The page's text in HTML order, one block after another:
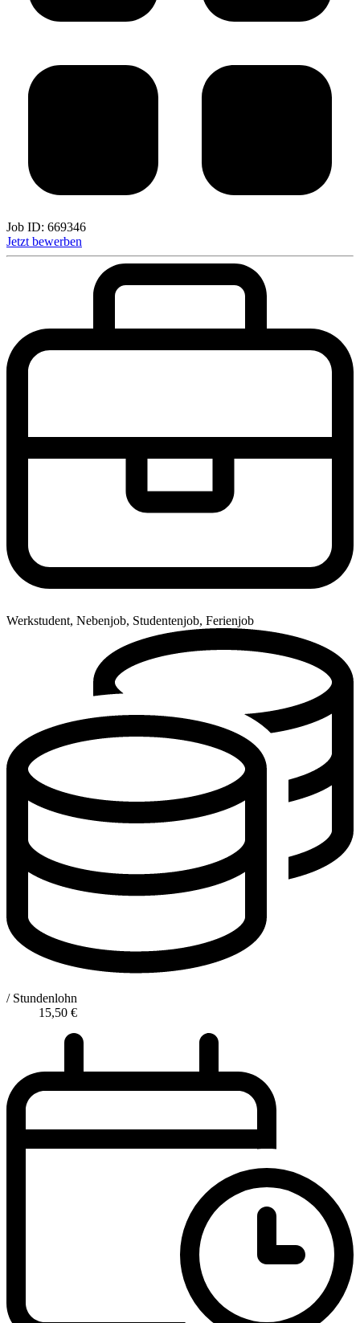
Job ID: 669346
Jetzt bewerben
Werkstudent, Nebenjob, Studentenjob, Ferienjob
/ Stundenlohn
15,50 €